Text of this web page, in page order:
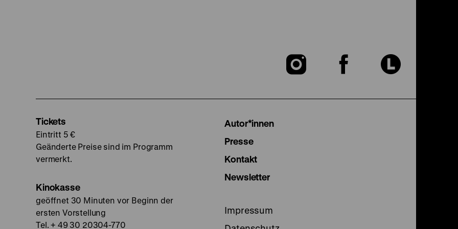
Zu
Zu
Zu
Tickets
Eintritt 5 €
Geänderte Preise sind im Programm
vermerkt.
Kinokasse
geöffnet 30 Minuten vor Beginn der
ersten Vorstellung
Tel. + 49 30 20304-770
Autor*innen
Presse
Kontakt
Newsletter
Impressum